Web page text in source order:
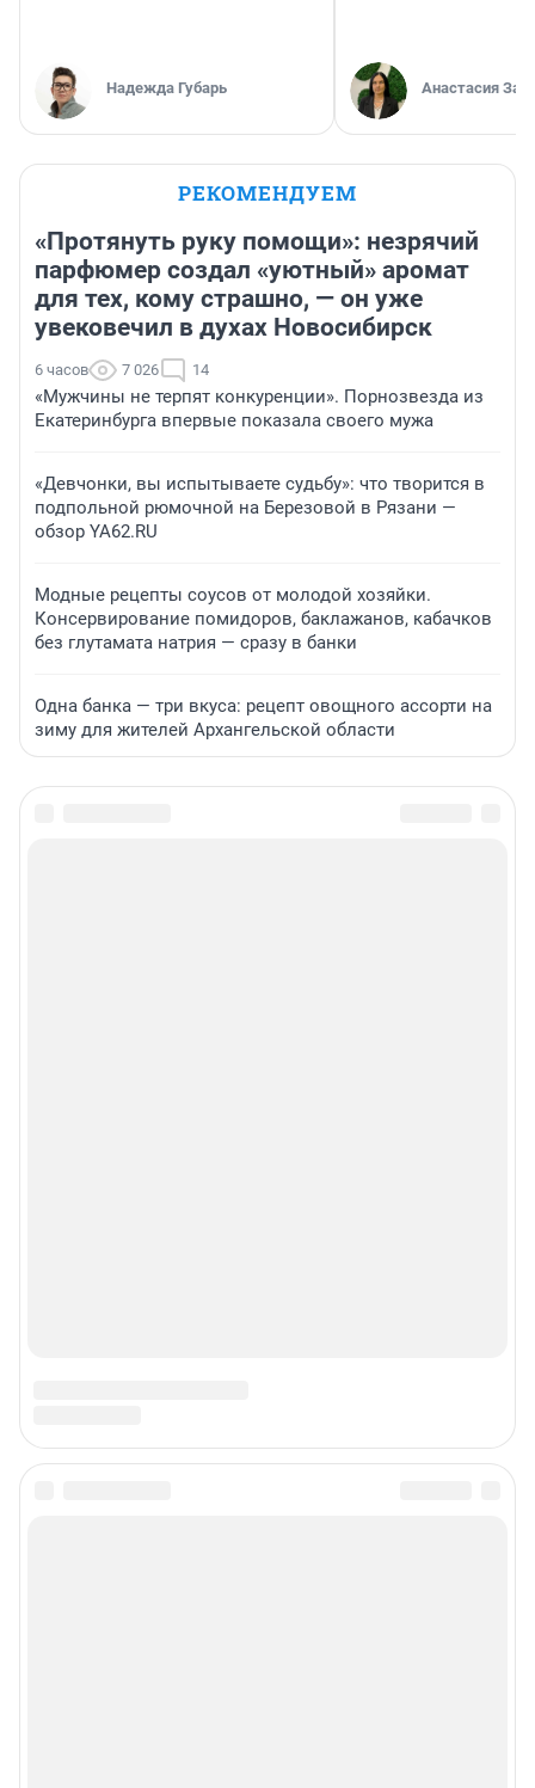
Надежда Губарь Анастасия
РЕКОМЕНДУЕМ
«Протянуть руку помощи»: незрячий
парфюмер создал «уютный» аромат
для тех, кому страшно, — он уже
увековечил в духах Новосибирск
6 часов 7 026 14
«Мужчины не терпят конкуренции». Порнозвезда из
Екатеринбурга впервые показала своего мужа
«Девчонки, вы испытываете судьбу»: что творится в
подпольной рюмочной на Березовой в Рязани —
обзор YA62.RU
Модные рецепты соусов от молодой хозяйки.
Консервирование помидоров, баклажанов, кабачков
без глутамата натрия — сразу в банки
Одна банка — три вкуса: рецепт овощного ассорти на
зиму для жителей Архангельской области